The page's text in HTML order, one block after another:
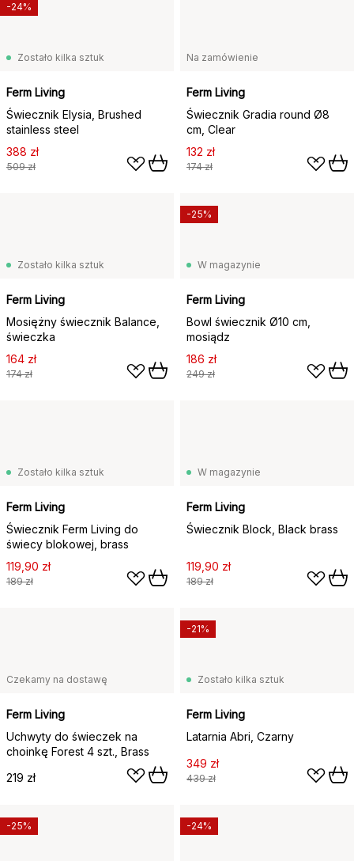
Zostało kilka sztuk
Ferm Living
Świecznik Elysia, Brushed
stainless steel
388 zł
509 zł
-24%
Na zamówienie
Ferm Living
Świecznik Gradia round Ø8
cm, Clear
132 zł
174 zł
Zostało kilka sztuk
Ferm Living
Mosiężny świecznik Balance,
świeczka
164 zł
174 zł
W magazynie
Ferm Living
Bowl świecznik Ø10 cm,
mosiądz
186 zł
249 zł
-25%
Zostało kilka sztuk
Ferm Living
Świecznik Ferm Living do
świecy blokowej, brass
119,90 zł
189 zł
W magazynie
Ferm Living
Świecznik Block, Black brass
119,90 zł
189 zł
Czekamy na dostawę
Ferm Living
Uchwyty do świeczek na
choinkę Forest 4 szt., Brass
219 zł
Zostało kilka sztuk
Ferm Living
Latarnia Abri, Czarny
349 zł
439 zł
-21%
-25% -24%